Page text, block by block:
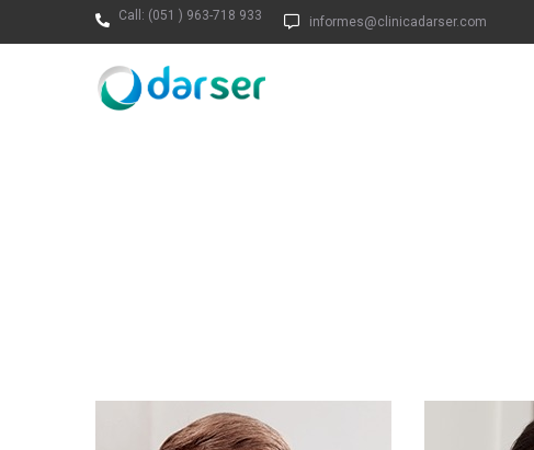
Call: (051 ) 963-718 933 informes@clinicadarser.com